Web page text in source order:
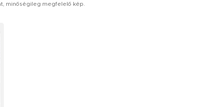
minőségileg megfelelő kép.